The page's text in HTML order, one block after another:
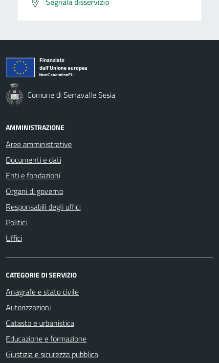
Comune di Serravalle Sesia
AMMINISTRAZIONE
Aree amministrative
Documenti e dati
Enti e fondazioni
Organi di governo
Responsabili degli uffici
Politici
Uffici
CATEGORIE DI SERVIZIO
Anagrafe e stato civile
Autorizzazioni
Catasto e urbanistica
Educazione e formazione
Giustizia e sicurezza pubblica